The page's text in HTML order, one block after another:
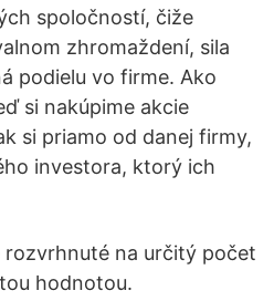
spoločností, čiže
zhromaždení, sila
podielu vo firme. Ako
si nakúpime akcie
si priamo od danej firmy,
investora, ktorý ich
rozvrhnuté na určitý počet
hodnotou.